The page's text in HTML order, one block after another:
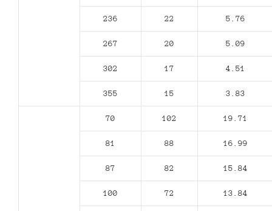
236 22 5.76
267 20 5.09
302 17 4.51
355 15 3.83
70 102 19.71
81 88 16.99
87 82 15.84
100 72 13.84